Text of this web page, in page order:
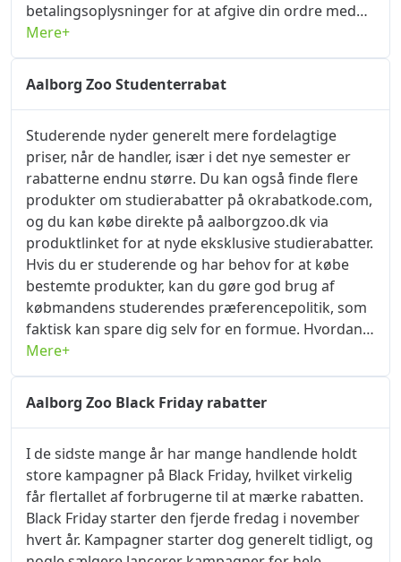
betalingsoplysninger for at afgive din ordre med
det samme. Find siden "Indtast
rabatkode/kontantkupon" eller "Indtast
rabatkode/kuponkode", og klik på knappen "Brug
nu" for at få rabatten. Deals Shopping-websted -
bedste Aalborg Zoo rabatkode, kupon. Her kan du
nemt få op til 55% rabatter August 2024 via
aalborgzoo.dk rabatkode.
Mere+
Aalborg Zoo Studenterrabat
Studerende nyder generelt mere fordelagtige
priser, når de handler, især i det nye semester er
rabatterne endnu større. Du kan også finde flere
produkter om studierabatter på okrabatkode.com,
og du kan købe direkte på aalborgzoo.dk via
produktlinket for at nyde eksklusive studierabatter.
Hvis du er studerende og har behov for at købe
bestemte produkter, kan du gøre god brug af
købmandens studerendes præferencepolitik, som
faktisk kan spare dig selv for en formue. Hvordan
får man studierabat? Her er nogle tips. Du kan
bekræfte din studerendes identitet direkte på
aalborgzoo.dk. Hvis de indsendte oplysninger er
nøjagtige, vil hjemmesiden hurtigt bestå din
shoppingrabatter umiddelbart efter, at
bekræftelsen er vellykket. Faktisk er der mange
rabatter til studerende, men de færreste er
opmærksomme på dem. okrabatkode.com er en
hjemmeside, der indsamler og opsummerer
Mere+
Aalborg Zoo Black Friday rabatter
I de sidste mange år har mange handlende holdt
store kampagner på Black Friday, hvilket virkelig
får flertallet af forbrugerne til at mærke rabatten.
Black Friday starter den fjerde fredag ​​i november
hvert år. Kampagner starter dog generelt tidligt, og